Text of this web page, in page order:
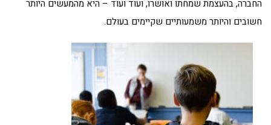
החברה, בהעצמת שמחתו ואושרו, ועוד ועוד – היא מהמעשים היותר
חשובים והיותר משמעותיים שקיימים בעולם.